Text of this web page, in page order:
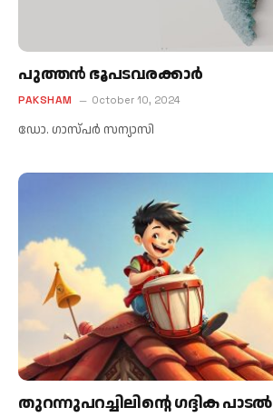
പുത്തന്‍ ഭൂപടവരക്കാര്‍
PAKSHAM October 10, 2024
ഡോ. ഗാസ്പര്‍ സന്യാസി
തുറന്നുപറച്ചിലിന്റെ ഗദ്ദിക പാടല്‍